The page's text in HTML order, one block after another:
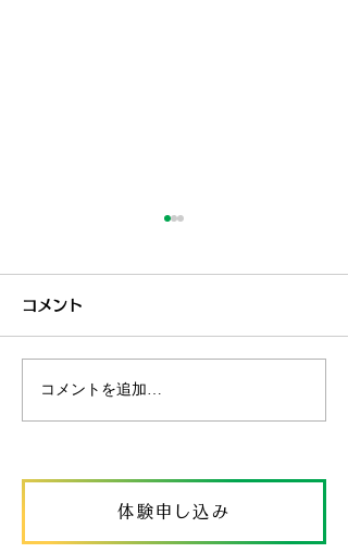
🌻たちの挑戦
コメント
コメントを追加…
体験申し込み